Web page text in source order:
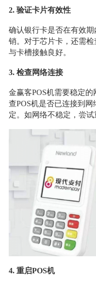
2. 验证卡片有效性
确认银行卡是否在有效
销。对于芯片卡，还需
与卡槽接触良好。
3. 检查网络连接
金赢客POS机需要稳定
查POS机是否已连接到
定。如网络不稳定，尝试
4. 重启POS机